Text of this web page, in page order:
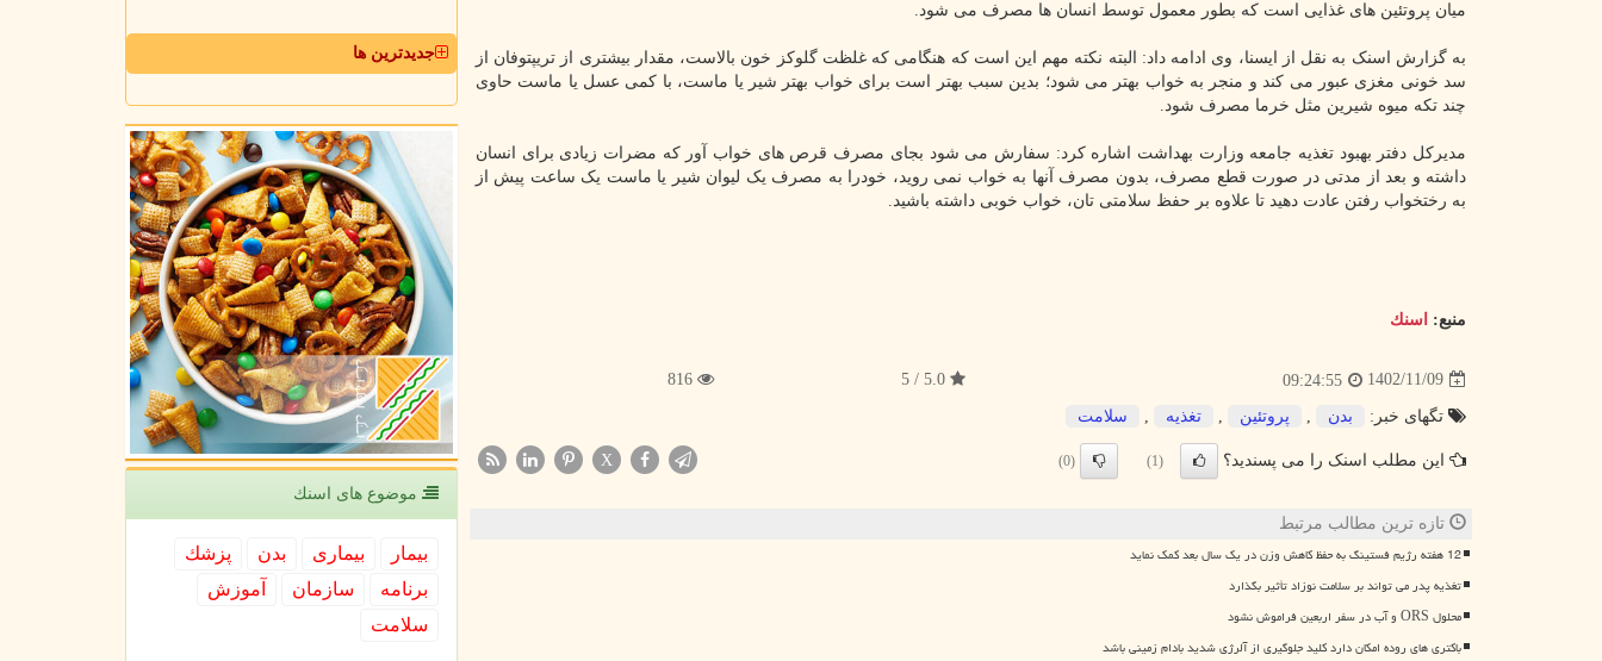
میان پروتئین های غذایی است که بطور معمول توسط انسان ها مصرف می شود.
به گزارش اسنک به نقل از ایسنا، وی ادامه داد: البته نکته مهم این است که هنگامی که غلظت گلوکز خون بالاست، مقدار بیشتری از تریپتوفان از
سد خونی مغزی عبور می کند و منجر به خواب بهتر می شود؛ بدین سبب بهتر است برای خواب بهتر شیر یا ماست، با کمی عسل یا ماست حاوی
چند تکه میوه شیرین مثل خرما مصرف شود.
مدیرکل دفتر بهبود تغذیه جامعه وزارت بهداشت اشاره کرد: سفارش می شود بجای مصرف قرص های خواب آور که مضرات زیادی برای انسان
داشته و بعد از مدتی در صورت قطع مصرف، بدون مصرف آنها به خواب نمی روید، خودرا به مصرف یک لیوان شیر یا ماست یک ساعت پیش از
به رختخواب رفتن عادت دهید تا علاوه بر حفظ سلامتی تان، خواب خوبی داشته باشید.
منبع: اسنك
1402/11/09
09:24:55
5.0 / 5
816
تگهای خبر: بدن پروتئین تغذیه سلامت
این مطلب اسنک را می پسندید؟ (1)
(0)
X
تازه ترین مطالب مرتبط
12 هفته رژیم فستینگ به حفظ کاهش وزن در یک سال بعد کمک نماید
تغذیه پدر می تواند بر سلامت نوزاد تأثیر بگذارد
محلول ORS و آب در سفر اربعین فراموش نشود
باکتری های روده امکان دارد کلید جلوگیری از آلرژی شدید بادام زمینی باشد
جدیدترین ها
موضوع های اسنك
بیمار بیماری بدن
پزشك
برنامه
سازمان
آموزش
سلامت